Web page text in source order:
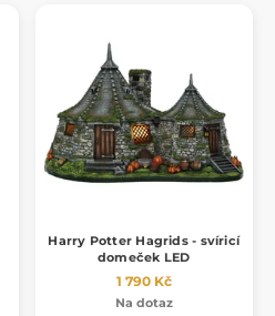
Harry Potter Hagrids - svíricí
domeček LED
1 790 Kč
Na dotaz